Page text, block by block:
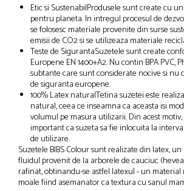
Etic si SustenabilProdusele sunt create cu
pentru planeta. In intregul procesul de
se folosesc materiale provenite din surse
emisii de CO2 si se utilizeaza materiale
Teste de SigurantaSuzetele sunt create
Europene EN 1400+A2. Nu contin BPA PVC,
subtante care sunt considerate nocive si
de siguranta europene.
100% Latex naturalTetina suzetei este
natural, ceea ce inseamna ca aceasta isi
volumul pe masura utilizarii. Din acest
important ca suzeta sa fie inlocuita la
de utilizare.
Suzetele BIBS Colour sunt realizate din latex,
fluidul provenit de la arborele de cauciuc
rafinat, obtinandu-se astfel latexul - un material
moale fiind asemanator ca textura cu sanul